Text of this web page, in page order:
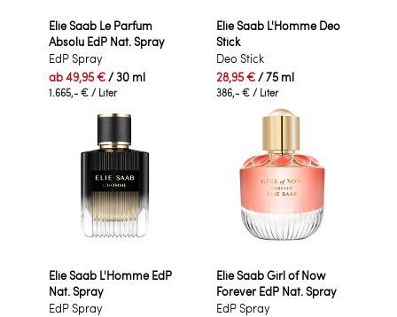
Elie Saab Le Parfum
Absolu EdP Nat. Spray
EdP Spray
ab49,95 € / 30 ml
1.665,- € / Liter
Elie Saab L'Homme Deo
Stick
Deo Stick
28,95 € / 75 ml
386,- € / Liter
Elie Saab L'Homme EdP
Nat. Spray
EdP Spray
Elie Saab Girl of Now
Forever EdP Nat. Spray
EdP Spray